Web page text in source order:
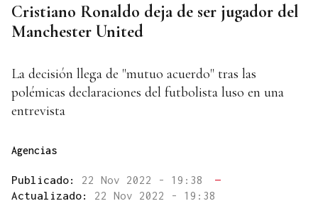
Cristiano Ronaldo deja de ser jugador del
Manchester United
La decisión llega de "mutuo acuerdo" tras las
polémicas declaraciones del futbolista luso en una
entrevista
Agencias
Publicado: 22 Nov 2022 - 19:38
—
Actualizado: 22 Nov 2022 - 19:38